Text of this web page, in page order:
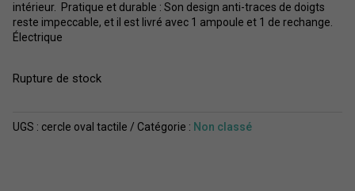
intérieur. Pratique et durable : Son design anti-traces de doigts
reste impeccable, et il est livré avec 1 ampoule et 1 de rechange.
Électrique
Rupture de stock
UGS : cercle oval tactile Catégorie : Non classé